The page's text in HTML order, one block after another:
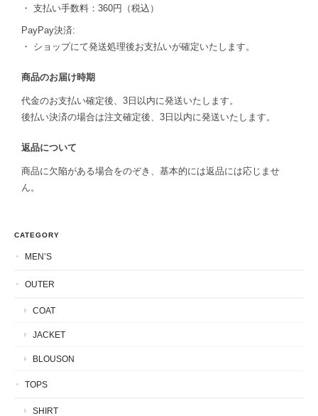
・ 支払い手数料：360円（税込）
PayPay決済:
・ ショップにて発送処理後お支払いが確定いたします。
商品のお届け時期
代金のお支払い確定後、3日以内に発送いたします。
後払い決済の場合は注文確定後、3日以内に発送いたします。
返品について
商品に欠陥がある場合をのぞき、基本的には返品には応じませ
ん。
CATEGORY
MEN’S
OUTER
COAT
JACKET
BLOUSON
TOPS
SHIRT